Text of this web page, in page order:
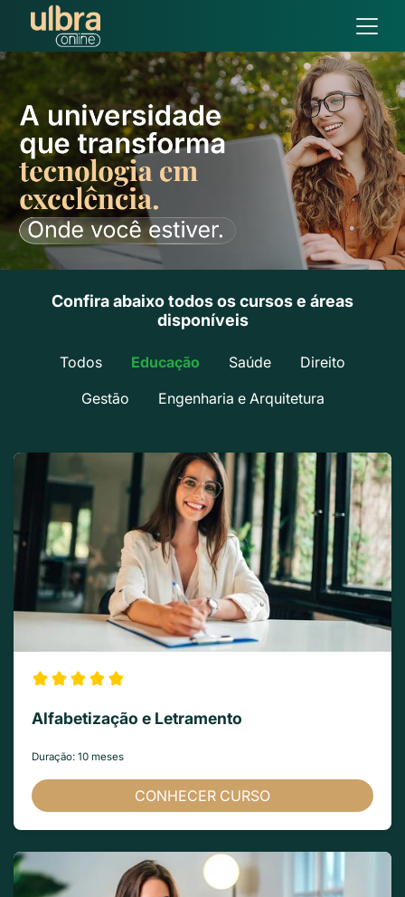
Confira abaixo todos os cursos e áreas
disponíveis
Todos Educação Saúde
Direito
Gestão
Engenharia e Arquitetura
Alfabetização e Letramento
Duração: 10 meses
CONHECER CURSO